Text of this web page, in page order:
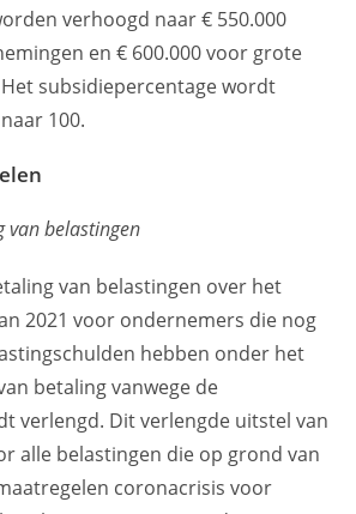
verhoogd naar € 550.000
en € 600.000 voor grote
subsidiepercentage wordt
100.
van belastingen
van belastingen over het
2021 voor ondernemers die nog
hebben onder het
betaling vanwege de
verlengd. Dit verlengde uitstel van
alle belastingen die op grond van
coronacrisis voor